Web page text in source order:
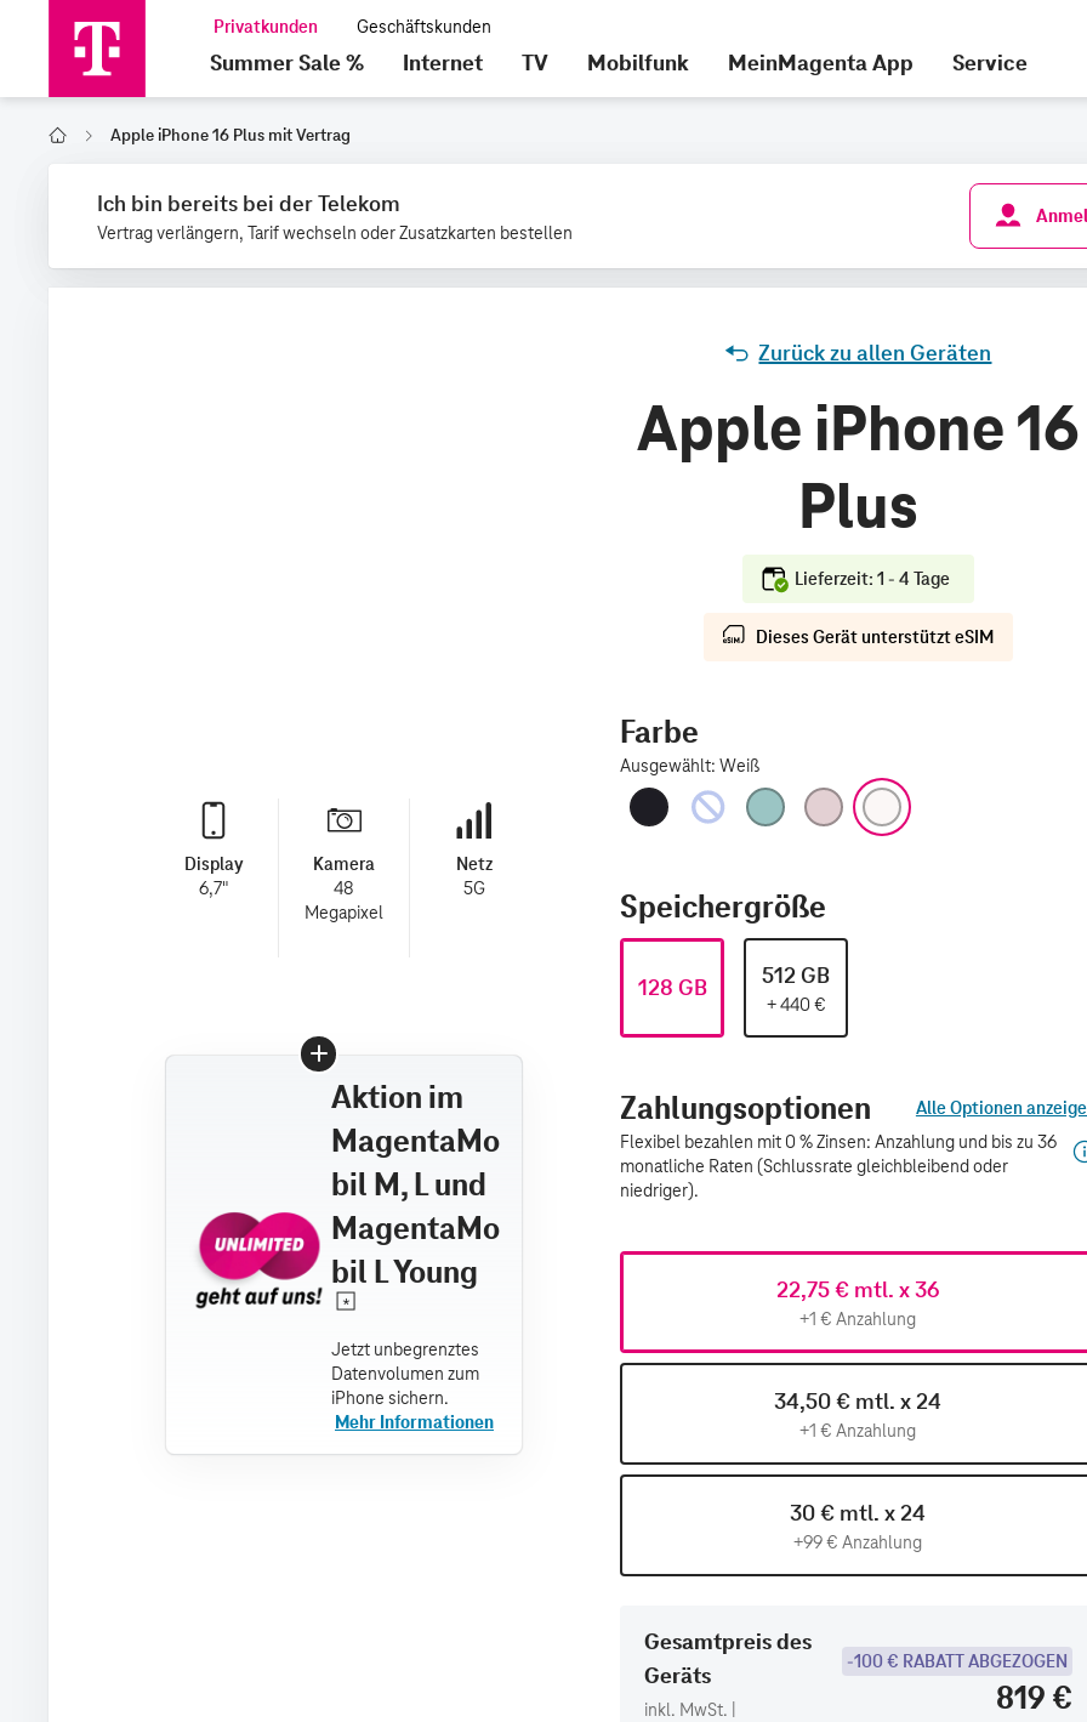
Summer Sale % Internet TV Mobilfunk MeinMagenta App Service
Home Apple iPhone 16 Plus mit Vertrag
Ich bin bereits bei der Telekom
Vertrag verlängern, Tarif wechseln oder Zusatzkarten bestellen
Display
6,7"
Kamera
48
Megapixel
Netz
5G
Aktion im
MagentaMo
bil M, L und
MagentaMo
bil L Young
Zurück zu allen Geräten
Apple iPhone 16
Plus
Lieferzeit: 1 - 4 Tage
Dieses Gerät unterstützt eSIM
Farbe
Ausgewählt: Weiß
Schwarz
UltramarinBlaugrünPink
Speichergröße
128 GB 512 GB
+440 €
Zahlungsoptionen
Alle Optionen
Flexibel bezahlen mit 0 % Zinsen: Anzahlung und bis zu 36
monatliche Raten (Schlussrate gleichbleibend oder
niedriger).
22,75 € mtl. x 36
+1 € Anzahlung
34,50 € mtl. x 24
+1 € Anzahlung
30 € mtl. x 24
+99 € Anzahlung
Gesamtpreis des
Geräts
inkl. MwSt. |
-100 € RABATT ABGEZOGEN
819 €